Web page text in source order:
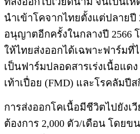
นำเข้าโคจากไทยตั้งแต่ปลายปี
อนุญาตอีกครั้งในกลางปี 2566
ให้ไทยส่งออกได้เฉพาะฟาร์มที่
เป็นฟาร์มปลอดสารเร่งเนื้อแด
เท้าเปื่อย (FMD) และโรคลัมปี
การส่งออกโคเนื้อมีชีวิตไปยังเ
ต้องการ 2,000 ตัว/เดือน โดยข